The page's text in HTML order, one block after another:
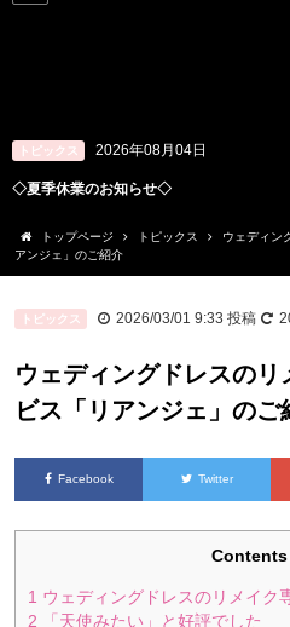
結婚式から少し経った今だから。ウェデ
にリメイクしませんか？
トップページ トピックス
ウェディン
アンジェ」のご紹介
トピックス 2026/03/01 9:33 投稿
ウェディングドレスの
ビス「リアンジェ」のご
Facebook Twitter
Contents
1 ウェディングドレスのリメイク
2 「天使みたい」と好評でした